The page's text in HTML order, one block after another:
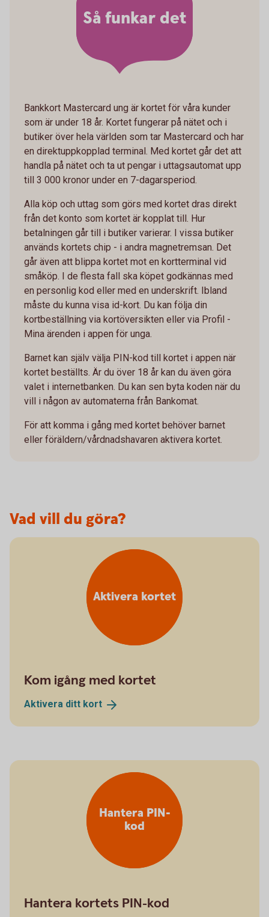
Så funkar det
Bankkort Mastercard ung är kortet för våra kunder
som är under 18 år. Kortet fungerar på nätet och i
butiker över hela världen som tar Mastercard och har
en direktuppkopplad terminal. Med kortet går det att
handla på nätet och ta ut pengar i uttagsautomat upp
till 3 000 kronor under en 7-dagarsperiod.
Alla köp och uttag som görs med kortet dras direkt
från det konto som kortet är kopplat till. Hur
betalningen går till i butiker varierar. I vissa butiker
används kortets chip - i andra magnetremsan. Det
går även att blippa kortet mot en kortterminal vid
småköp. I de flesta fall ska köpet godkännas med
en personlig kod eller med en underskrift. Ibland
måste du kunna visa id-kort. Du kan följa din
kortbeställning via kortöversikten eller via Profil -
Mina ärenden i appen för unga.
Barnet kan själv välja PIN-kod till kortet i appen när
kortet beställts. Är du över 18 år kan du även göra
valet i internetbanken. Du kan sen byta koden när du
vill i någon av automaterna från Bankomat.
För att komma i gång med kortet behöver barnet
eller föräldern/vårdnadshavaren aktivera kortet.
Vad vill du göra?
Aktivera kortet
Kom igång med kortet
Aktivera ditt kort
Hantera PIN-
kod
Hantera kortets PIN-kod